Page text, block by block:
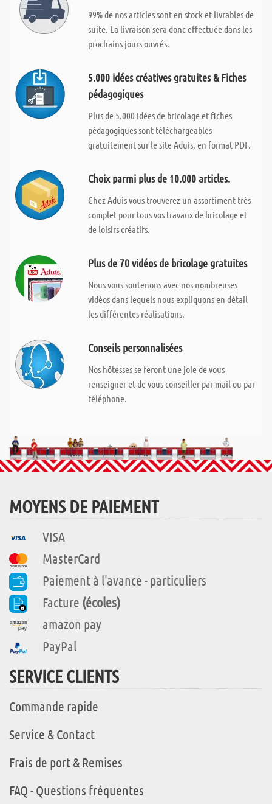
99% de nos articles sont en stock et livrables de
suite. La livraison sera donc effectuée dans les
prochains jours ouvrés.
5.000 idées créatives gratuites & Fiches
pédagogiques
Plus de 5.000 idées de bricolage et fiches
pédagogiques sont téléchargeables
gratuitement sur le site Aduis, en format PDF.
Choix parmi plus de 10.000 articles.
Chez Aduis vous trouverez un assortiment très
complet pour tous vos travaux de bricolage et
de loisirs créatifs.
Plus de 70 vidéos de bricolage gratuites
Nous vous soutenons avec nos nombreuses
vidéos dans lequels nous expliquons en détail
les différentes réalisations.
Conseils personnalisées
Nos hôtesses se feront une joie de vous
renseigner et de vous conseiller par mail ou par
téléphone.
MOYENS DE PAIEMENT
VISA
MasterCard
Paiement à l'avance - particuliers
Facture (écoles)
amazon pay
PayPal
SERVICE CLIENTS
Commande rapide
Service & Contact
Frais de port & Remises
FAQ - Questions fréquentes